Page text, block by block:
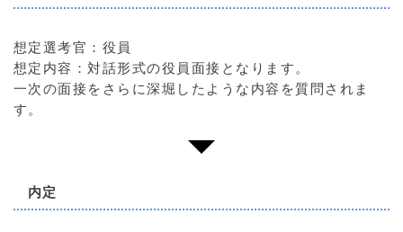
想定選考官：役員
想定内容：対話形式の役員面接となります。
一次の面接をさらに深堀したような内容を質問されま
す。
内定